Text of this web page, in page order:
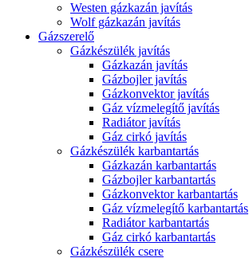
Westen gázkazán javítás
Wolf gázkazán javítás
Gázszerelő
Gázkészülék javítás
Gázkazán javítás
Gázbojler javítás
Gázkonvektor javítás
Gáz vízmelegítő javítás
Radiátor javítás
Gáz cirkó javítás
Gázkészülék karbantartás
Gázkazán karbantartás
Gázbojler karbantartás
Gázkonvektor karbantartás
Gáz vízmelegítő karbantartás
Radiátor karbantartás
Gáz cirkó karbantartás
Gázkészülék csere